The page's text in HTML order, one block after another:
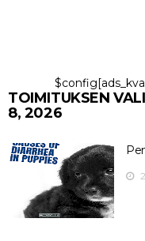
TOIMITUKSEN
8, 2026